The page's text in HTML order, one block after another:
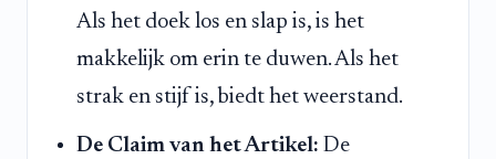
Als het doek los en slap is, is het
makkelijk om erin te duwen. Als het
strak en stijf is, biedt het weerstand.
De Claim van het Artikel: De